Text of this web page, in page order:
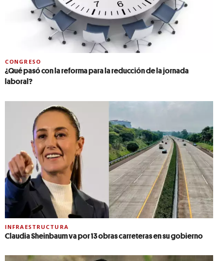
CONGRESO
¿Qué pasó con la reforma para la reducción de la jornada
laboral?
INFRAESTRUCTURA
Claudia Sheinbaum va por 13 obras carreteras en su gobierno